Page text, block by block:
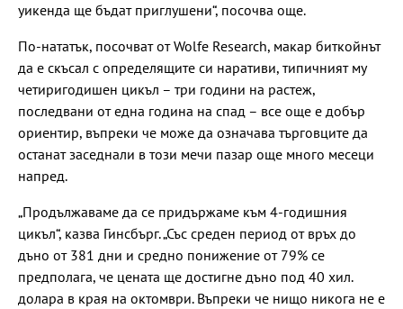
уикенда ще бъдат приглушени“, посочва още.
По-нататък, посочват от Wolfe Research, макар биткойнът
да е скъсал с определящите си наративи, типичният му
четиригодишен цикъл – три години на растеж,
последвани от една година на спад – все още е добър
ориентир, въпреки че може да означава търговците да
останат заседнали в този мечи пазар още много месеци
напред.
„Продължаваме да се придържаме към 4-годишния
цикъл“, казва Гинсбърг. „Със среден период от връх до
дъно от 381 дни и средно понижение от 79% се
предполага, че цената ще достигне дъно под 40 хил.
долара в края на октомври. Въпреки че нищо никога не е